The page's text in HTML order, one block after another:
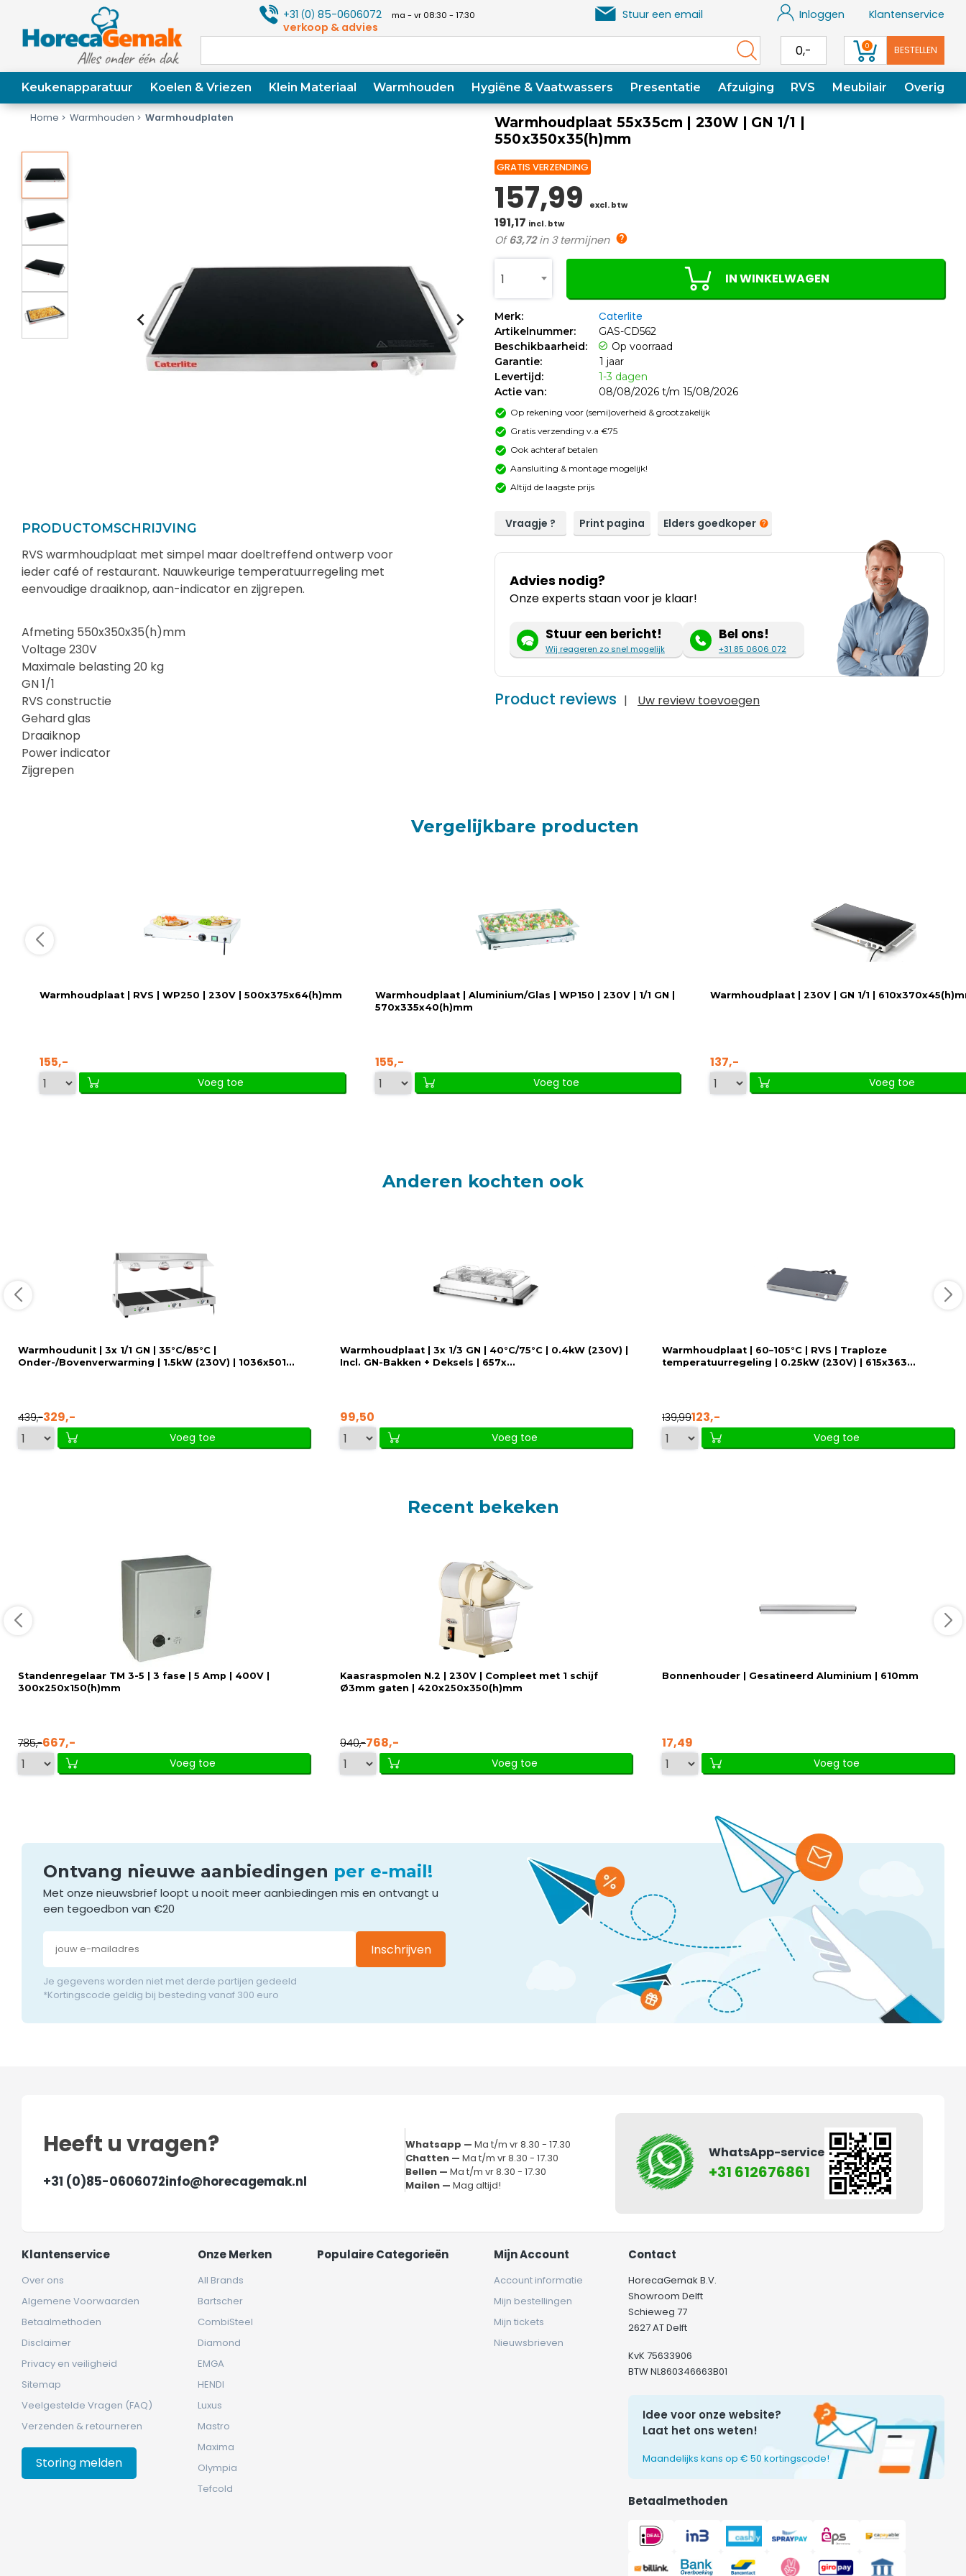
+31(0) 85-0606072 ma - vr 08:30 - 17:30
verkoop & advies
Stuur een email Inloggen Klantenservice
0,- 0 BESTELLEN
Keukenapparatuur Koelen & Vriezen Klein Materiaal Warmhouden Hygiëne & Vaatwassers Presentatie Afzuiging RVS Meubilair Overig
Home Warmhouden Warmhoudplaten
PRODUCTOMSCHRIJVING
RVS warmhoudplaat met simpel maar doeltreffend ontwerp voor
ieder café of restaurant. Nauwkeurige temperatuurregeling met
eenvoudige draaiknop, aan-indicator en zijgrepen.
Afmeting 550x350x35(h)mm
Voltage 230V
Maximale belasting 20 kg
GN 1/1
RVS constructie
Gehard glas
Draaiknop
Power indicator
Zijgrepen
Warmhoudplaat 55x35cm | 230W | GN 1/1 |
550x350x35(h)mm
GRATIS VERZENDING
157,99 excl. btw
191,17 incl. btw
Of 63,72in 3 termijnen
1 IN WINKELWAGEN
Merk: Caterlite
Artikelnummer:
GAS-CD562
Beschikbaarheid:
Op voorraad
Garantie:
1 jaar
Levertijd:
1-3 dagen
Actie van:
08/08/2026 t/m 15/08/2026
Op rekening voor (semi)overheid & grootzakelijk
Gratis verzending v.a €75
Ook achteraf betalen
Aansluiting & montage mogelijk!
Altijd de laagste prijs
Vraagje ? Print pagina Elders goedkoper
Advies nodig?
Onze experts staan voor je klaar!
Stuur een bericht!
Wij reageren zo snel mogelijk
Bel ons!
+31 85 0606 072
Product reviews | Uw review toevoegen
Vergelijkbare producten
Warmhoudplaat | RVS | WP250 | 230V | 500x375x64(h)mm
155,-
Voeg toe
Warmhoudplaat | Aluminium/Glas | WP150 | 230V | 1/1 GN |
570x335x40(h)mm
155,-
Voeg toe
Warmhoudplaat | 230V | GN 1/1 |
137,-
Voeg toe
Anderen kochten ook
Warmhoudunit | 3x 1/1 GN | 35°C/85°C |
Onder-/Bovenverwarming | 1.5kW (230V) | 1036x501...
439,-329,-
Voeg toe
Warmhoudplaat | 3x 1/3 GN | 40°C/75°C | 0.4kW (230V) |
Incl. GN-Bakken + Deksels | 657x...
99,50
Voeg toe
Warmhoudplaat | 60–105°C | RVS | Traploze
temperatuurregeling | 0.25kW (230V) | 615x363...
139,99123,-
Voeg toe
Recent bekeken
Standenregelaar TM 3-5 | 3 fase | 5 Amp | 400V |
300x250x150(h)mm
785,-667,-
Voeg toe
Kaasraspmolen N.2 | 230V | Compleet met 1 schijf
Ø3mm gaten | 420x250x350(h)mm
940,-768,-
Voeg toe
Bonnenhouder | Gesatineerd Aluminium | 610mm
17,49
Voeg toe
Ontvang nieuwe aanbiedingen per e-mail!
Met onze nieuwsbrief loopt u nooit meer aanbiedingen mis en ontvangt u
een tegoedbon van €20
Inschrijven
Je gegevens worden niet met derde partijen gedeeld
*Kortingscode geldig bij besteding vanaf 300 euro
Heeft u vragen?
+31 (0)85-0606072info@horecagemak.nl
Whatsapp —Ma t/m vr 8.30 - 17.30
Chatten —Ma t/m vr 8.30 - 17.30
Bellen —Ma t/m vr 8.30 - 17.30
Mailen —Mag altijd!
WhatsApp-service
+31 612676861
Klantenservice
Over ons
Algemene Voorwaarden
Betaalmethoden
Disclaimer
Privacy en veiligheid
Sitemap
Veelgestelde Vragen (FAQ)
Verzenden & retourneren
Storing melden
Onze Merken
All Brands
Bartscher
CombiSteel
Diamond
EMGA
HENDI
Luxus
Mastro
Maxima
Olympia
Tefcold
Populaire Categorieën Mijn Account
Account informatie
Mijn bestellingen
Mijn tickets
Nieuwsbrieven
Contact
HorecaGemak B.V.
Showroom Delft
Schieweg 77
2627 AT Delft
KvK 75633906
BTW NL860346663B01
Idee voor onze website?
Laat het ons weten!
Maandelijks kans op € 50 kortingscode!
Betaalmethoden